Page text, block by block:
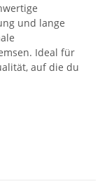
und lange
Ideal für
auf die du